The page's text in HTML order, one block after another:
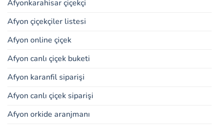
Afyonkarahisar çiçekçi
Afyon çiçekçiler listesi
Afyon online çiçek
Afyon canlı çiçek buketi
Afyon karanfil siparişi
Afyon canlı çiçek siparişi
Afyon orkide aranjmanı